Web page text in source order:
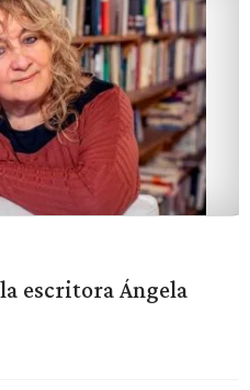
escritora Ángela